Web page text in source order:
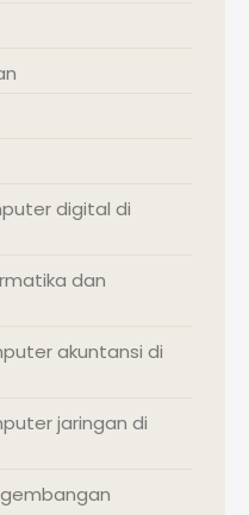
digital di
dan
akuntansi di
jaringan di